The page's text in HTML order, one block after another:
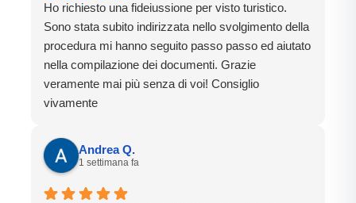
Ho richiesto una fideiussione per visto turistico.
Sono stata subito indirizzata nello svolgimento della
procedura mi hanno seguito passo passo ed aiutato
nella compilazione dei documenti. Grazie
veramente mai più senza di voi! Consiglio
vivamente
Andrea Q.
1 settimana fa